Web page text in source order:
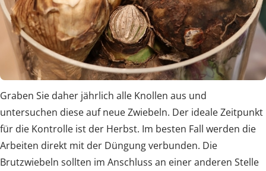
Graben Sie daher jährlich alle Knollen aus und
untersuchen diese auf neue Zwiebeln. Der ideale Zeitpunkt
für die Kontrolle ist der Herbst. Im besten Fall werden die
Arbeiten direkt mit der Düngung verbunden. Die
Brutzwiebeln sollten im Anschluss an einer anderen Stelle